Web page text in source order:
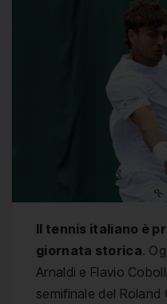
Il tennis italiano è
giornata storica.
Arnaldi e Flavio
semifinale del